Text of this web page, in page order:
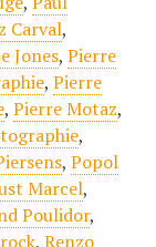
Carval,
Jones, Pierre
, Pierre
, Pierre Motaz,
,
, Popol
Marcel,
Poulidor,
, Renzo